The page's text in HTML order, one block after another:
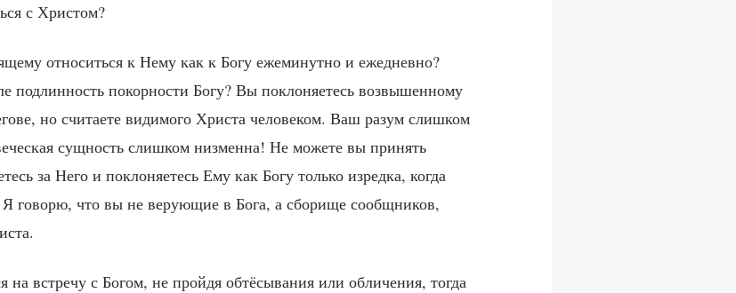
с Христом?
относиться к Нему как к Богу ежеминутно и ежедневно?
подлинность покорности Богу? Вы поклоняетесь возвышенному
но считаете видимого Христа человеком. Ваш разум слишком
сущность слишком низменна! Не можете вы принять
за Него и поклоняетесь Ему как Богу только изредка, когда
Я говорю, что вы не верующие в Бога, а сборище сообщников,
встречу с Богом, не пройдя обтёсывания или обличения, тогда